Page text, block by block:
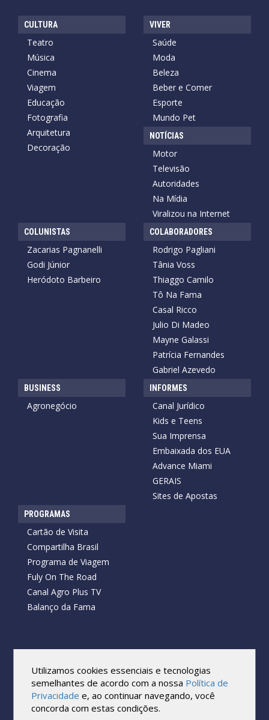
CULTURA
Teatro
Música
Cinema
Viagem
Educação
Fotografia
Arquitetura
Decoração
VIVER
Saúde
Moda
Beleza
Beber e Comer
Esporte
Mundo Pet
NOTÍCIAS
Motor
Televisão
Autoridades
Na Mídia
Viralizou na Internet
COLUNISTAS
Zacarias Pagnanelli
Godi Júnior
Heródoto Barbeiro
COLABORADORES
Rodrigo Pagliani
Tânia Voss
Thiaggo Camilo
Tô Na Fama
Casal Ricco
Julio Di Madeo
Mayne Galassi
Patrícia Fernandes
Gabriel Azevedo
BUSINESS
Agronegócio
INFORMES
Canal Jurídico
Kids e Teens
Sua Imprensa
Embaixada dos EUA
Advance Miami
GERAIS
Sites de Apostas
PROGRAMAS
Cartão de Visita
Compartilha Brasil
Programa de Viagem
Fuly On The Road
Canal Agro Plus TV
Balanço da Fama
Todos os direitos reservados.
Reprodução no todo ou em parte sob qualquer forma ou meio,
sem expressa autorização por escrito do Cartão de Visita, é
proibida.
As marcas e imagens utilizadas no projeto são os direitos autorais
Utilizamos cookies essenciais e tecnologias
semelhantes de acordo com a nossa Política de
Privacidade e, ao continuar navegando, você
concorda com estas condições.